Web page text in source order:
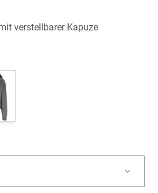
verstellbarer Kapuze